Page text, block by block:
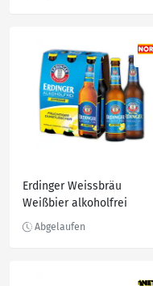
Erdinger Weissbräu
Weißbier alkoholfrei